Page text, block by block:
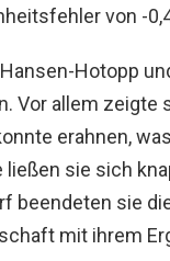
von -
Hotopp
Vor allem zeigte
erahnen,
ließen sie sich
beendeten sie
mit ihrem